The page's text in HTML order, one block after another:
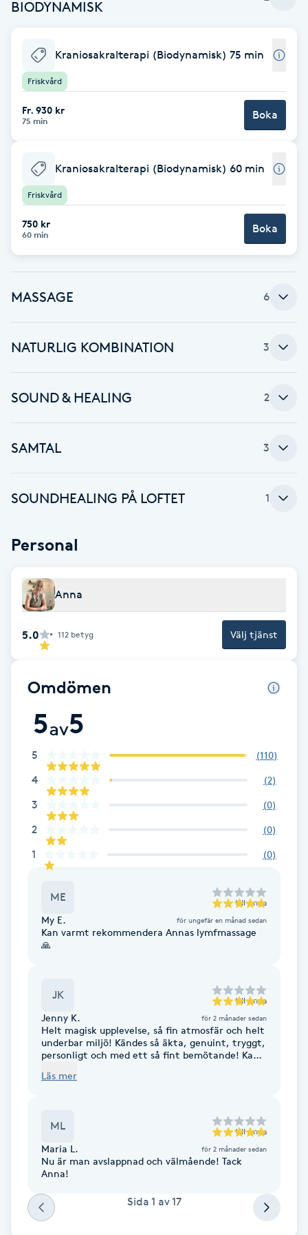
Balayage
Barber
Barnklippning
BIAB
Blowout
Bottenfärg
Brynfärgning
Bröllopsuppsättning
C
Celluliter
Coachning
Color correction
Dermapen
Diamantslipning
Enzympeeling
Extensions
Eyeliner-tatuering
Faceliftmassage
Fet hårbotten
Fibromassage
Fotmassage
BIODYNAMISK
Kraniosakralterapi (Biodynamisk) 75 min
Friskvård
Fr. 930 kr
75 min Boka
Kraniosakralterapi (Biodynamisk) 60 min
Friskvård
750 kr
60 min Boka
MASSAGE 6
NATURLIG KOMBINATION 3
SOUND & HEALING 2
SAMTAL 3
SOUNDHEALING PÅ LOFTET 1
Personal
Anna
5.0 112 betyg Välj tjänst
Omdömen
5av5
5 (110)
4 (2)
3 (0)
2 (0)
1 (0)
ME till Anna
My E. för ungefär en månad sedan
Kan varmt rekommendera Annas lymfmassage
🙏
JK till Anna
Jenny K. för 2 månader sedan
Helt magisk upplevelse, så fin atmosfär och helt
underbar miljö! Kändes så äkta, genuint, tryggt,
personligt och med ett så fint bemötande! Kan
Anna.
Läs mer
ML till Anna
Maria L. för 2 månader sedan
Nu är man avslappnad och välmående! Tack
Anna!
Sida 1 av17